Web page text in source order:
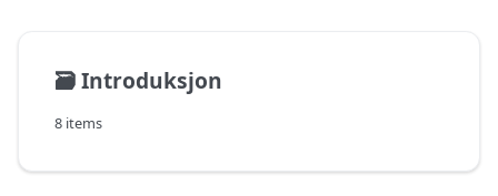
🗃️Introduksjon
8 items